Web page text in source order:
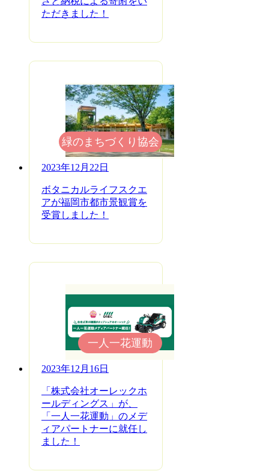
ただきました！
2023年12月22日
ボタニカルライフスクエ
アが福岡市都市景観賞を
受賞しました！
緑のまちづくり協会
2023年12月16日
「株式会社オーレックホ
ールディングス」が、
「一人一花運動」のメデ
ィアパートナーに就任し
ました！
一人一花運動